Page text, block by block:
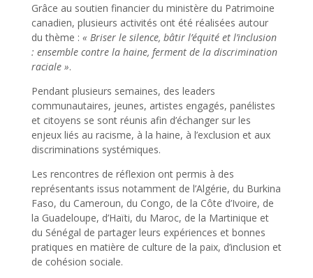
Grâce au soutien financier du ministère du Patrimoine
canadien, plusieurs activités ont été réalisées autour
du thème : « Briser le silence, bâtir l’équité et l’inclusion
: ensemble contre la haine, ferment de la discrimination
raciale ».
Pendant plusieurs semaines, des leaders
communautaires, jeunes, artistes engagés, panélistes
et citoyens se sont réunis afin d’échanger sur les
enjeux liés au racisme, à la haine, à l’exclusion et aux
discriminations systémiques.
Les rencontres de réflexion ont permis à des
représentants issus notamment de l’Algérie, du Burkina
Faso, du Cameroun, du Congo, de la Côte d’Ivoire, de
la Guadeloupe, d’Haïti, du Maroc, de la Martinique et
du Sénégal de partager leurs expériences et bonnes
pratiques en matière de culture de la paix, d’inclusion et
de cohésion sociale.